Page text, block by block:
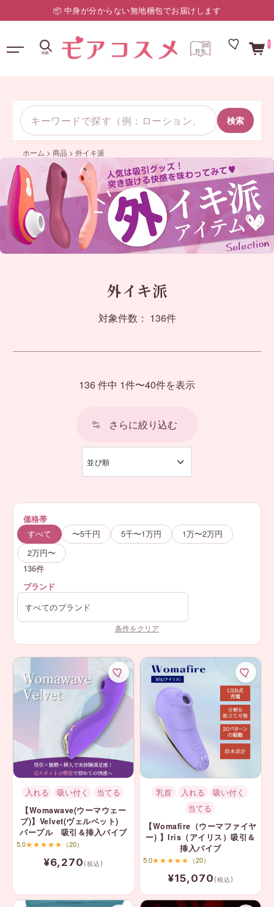
0
検索
ホーム > 商品 > 外イキ派
外イキ派
対象件数： 136件
136 件中 1件〜40件を表示
さらに絞り込む
価格帯
すべて 〜5千円 5千〜1万円
1万〜2万円
2万円〜
136件
ブランド
条件をクリア
入れる 吸い付く 当てる
【Womawave(ウーマウェー
ブ)】Velvet(ヴェルベット)
パープル 吸引＆挿入バイブ
5.0★★★★★ （20）
¥6,270 (税込)
乳首 入れる
吸い付く
当てる
【Womafire（ウーマファイヤ
ー) 】Iris（アイリス）吸引＆
挿入バイブ
5.0★★★★★ （20）
¥15,070 (税込)
📦 中身が分からない無地梱包でお届けします